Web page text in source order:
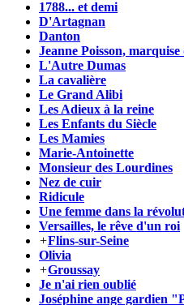
1788... et demi
D'Artagnan
Danton
Jeanne Poisson,
L'Autre Dumas
La cavalière
Le Grand Alibi
Les Adieux à la reine
Les Enfants du Siècle
Les Mamies
Marie-Antoinette
Monsieur des Lourdines
Nez de cuir
Ridicule
Une femme dans la
Versailles, le rêve d'un roi
+Flins-sur-Seine
Olivia
+Groussay
Je n'ai rien oublié
Joséphine ange gardien